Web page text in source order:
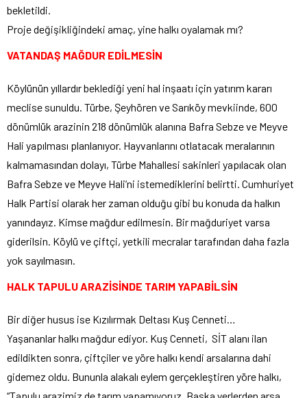
bekletildi.
Proje değişikliğindeki amaç, yine halkı oyalamak mı?
VATANDAŞ MAĞDUR EDİLMESİN
Köylünün yıllardır beklediği yeni hal inşaatı için yatırım kararı
meclise sunuldu. Türbe, Şeyhören ve Sarıköy mevkiinde, 600
dönümlük arazinin 218 dönümlük alanına Bafra Sebze ve Meyve
Hali yapılması planlanıyor. Hayvanlarını otlatacak meralarının
kalmamasından dolayı, Türbe Mahallesi sakinleri yapılacak olan
Bafra Sebze ve Meyve Hali’ni istemediklerini belirtti. Cumhuriyet
Halk Partisi olarak her zaman olduğu gibi bu konuda da halkın
yanındayız. Kimse mağdur edilmesin. Bir mağduriyet varsa
giderilsin. Köylü ve çiftçi, yetkili mecralar tarafından daha fazla
yok sayılmasın.
HALK TAPULU ARAZİSİNDE TARIM YAPABİLSİN
Bir diğer husus ise Kızılırmak Deltası Kuş Cenneti…
Yaşananlar halkı mağdur ediyor. Kuş Cenneti, SİT alanı ilan
edildikten sonra, çiftçiler ve yöre halkı kendi arsalarına dahi
gidemez oldu. Bununla alakalı eylem gerçekleştiren yöre halkı,